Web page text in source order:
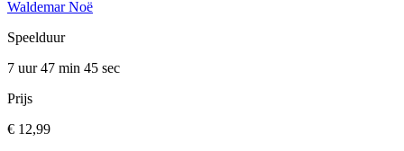
Waldemar Noë
Speelduur
7 uur 47 min 45 sec
Prijs
€ 12,99